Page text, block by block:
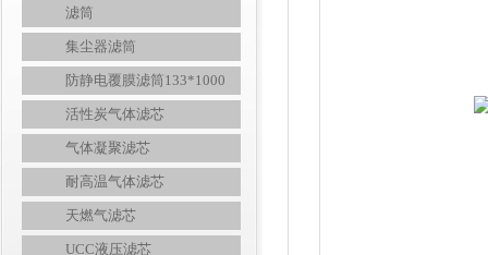
滤筒
集尘器滤筒
防静电覆膜滤筒133*1000
活性炭气体滤芯
气体凝聚滤芯
耐高温气体滤芯
天燃气滤芯
UCC液压滤芯